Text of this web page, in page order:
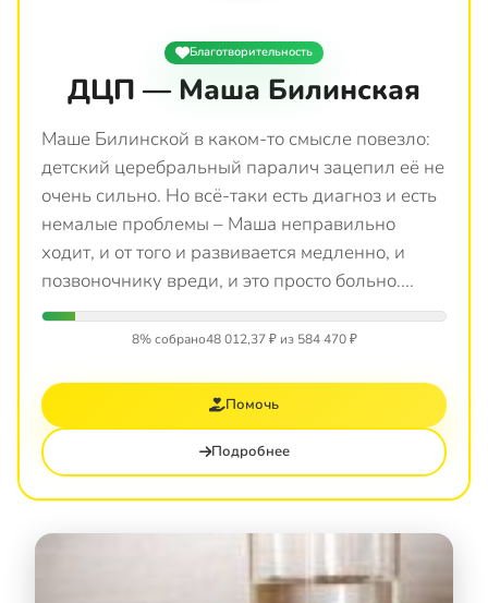
Благотворительность
ДЦП — Маша Билинская
Маше Билинской в каком-то смысле повезло:
детский церебральный паралич зацепил её не
очень сильно. Но всё-таки есть диагноз и есть
немалые проблемы – Маша неправильно
ходит, и от того и развивается медленно, и
позвоночнику вреди, и это просто больно....
8% собрано48 012,37 ₽ из 584 470 ₽
Помочь
Подробнее